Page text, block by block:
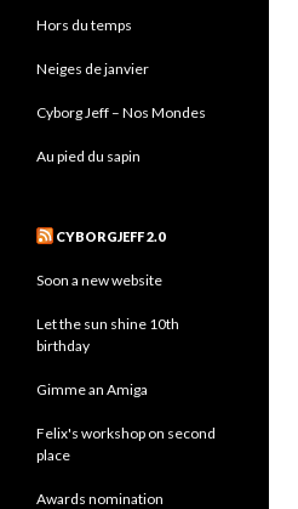
Hors du temps
Neiges de janvier
Cyborg Jeff – Nos Mondes
Au pied du sapin
CYBORGJEFF 2.0
Soon a new website
Let the sun shine 10th
birthday
Gimme an Amiga
Felix's workshop on second
place
Awards nomination